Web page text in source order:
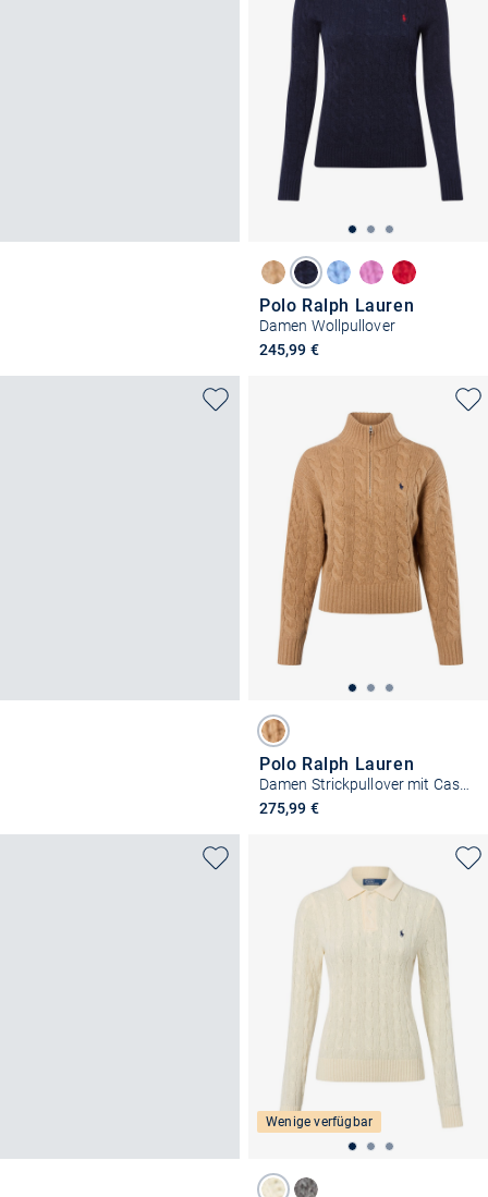
Polo Ralph Lauren
Damen Wollpullover
245,99 €
Polo Ralph Lauren
Damen Strickpullover mit Cashmere-Anteil
275,99 €
Wenige verfügbar